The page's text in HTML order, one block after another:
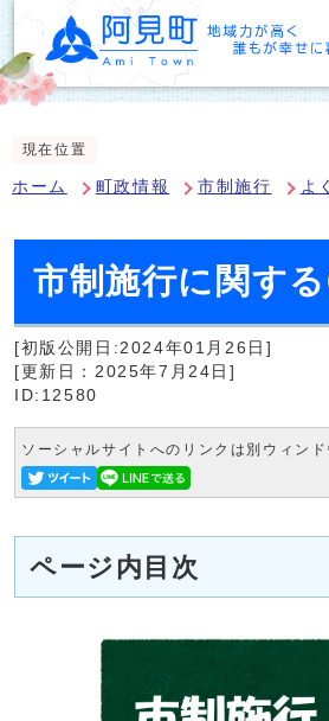
現在位置
ホーム 町政情報 市制施行 よ
市制施行に関す
[初版公開日:2024年01月26日]
[更新日：2025年7月24日]
ID:12580
ソーシャルサイトへのリンクは別ウィン
ページ内目次